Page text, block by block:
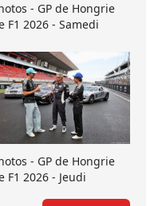
- GP de Hongrie
F1 2026 - Samedi
- GP de Hongrie
F1 2026 - Jeudi